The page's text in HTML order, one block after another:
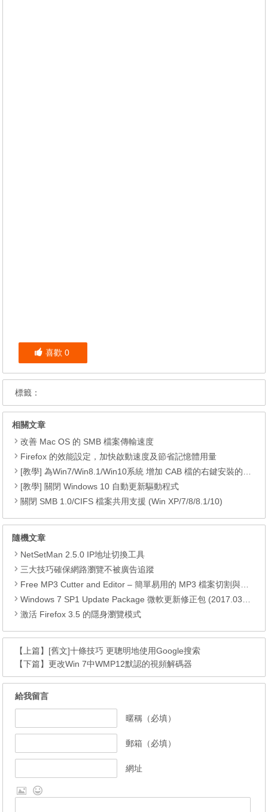
喜歡 0
標籤：
相關文章
改善 Mac OS 的 SMB 檔案傳輸速度
Firefox 的效能設定，加快啟動速度及節省記憶體用量
[教學] 為Win7/Win8.1/Win10系統 增加 CAB 檔的右鍵安裝的功能
[教學] 關閉 Windows 10 自動更新驅動程式
關閉 SMB 1.0/CIFS 檔案共用支援 (Win XP/7/8/8.1/10)
隨機文章
NetSetMan 2.5.0 IP地址切換工具
三大技巧確保網路瀏覽不被廣告追蹤
Free MP3 Cutter and Editor – 簡單易用的 MP3 檔案切割與編輯軟體
Windows 7 SP1 Update Package 微軟更新修正包 (2017.03月份)
激活 Firefox 3.5 的隱身瀏覽模式
【上篇】 [舊文]十條技巧 更聰明地使用Google搜索
【下篇】更改Win 7中WMP12默認的視頻解碼器
給我留言
暱稱（必填）
郵箱（必填）
網址